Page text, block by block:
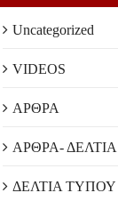
Uncategorized
VIDEOS
ΑΡΘΡΑ
ΑΡΘΡΑ-
ΔΕΛΤΙΑ ΤΥΠΟΥ